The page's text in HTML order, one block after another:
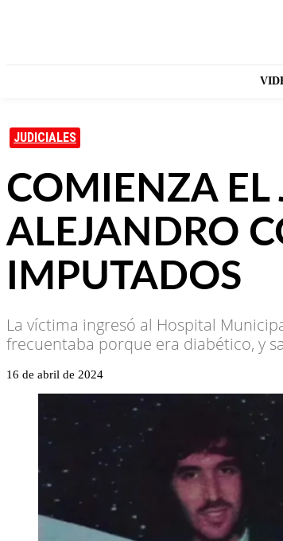
JUDICIALES
COMIENZA EL
ALEJANDRO
IMPUTADOS
La víctima ingresó al Hospital
frecuentaba porque era diabético, y
16 de abril de 2024